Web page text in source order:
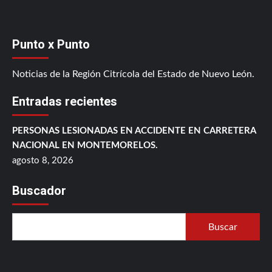
Punto x Punto
Noticias de la Región Citrícola del Estado de Nuevo León.
Entradas recientes
PERSONAS LESIONADAS EN ACCIDENTE EN CARRETERA
NACIONAL EN MONTEMORELOS.
agosto 8, 2026
Buscador
Buscar